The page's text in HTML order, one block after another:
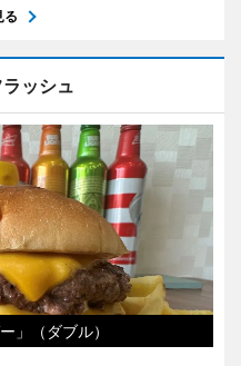
る
ッシュ
」（ダブル）